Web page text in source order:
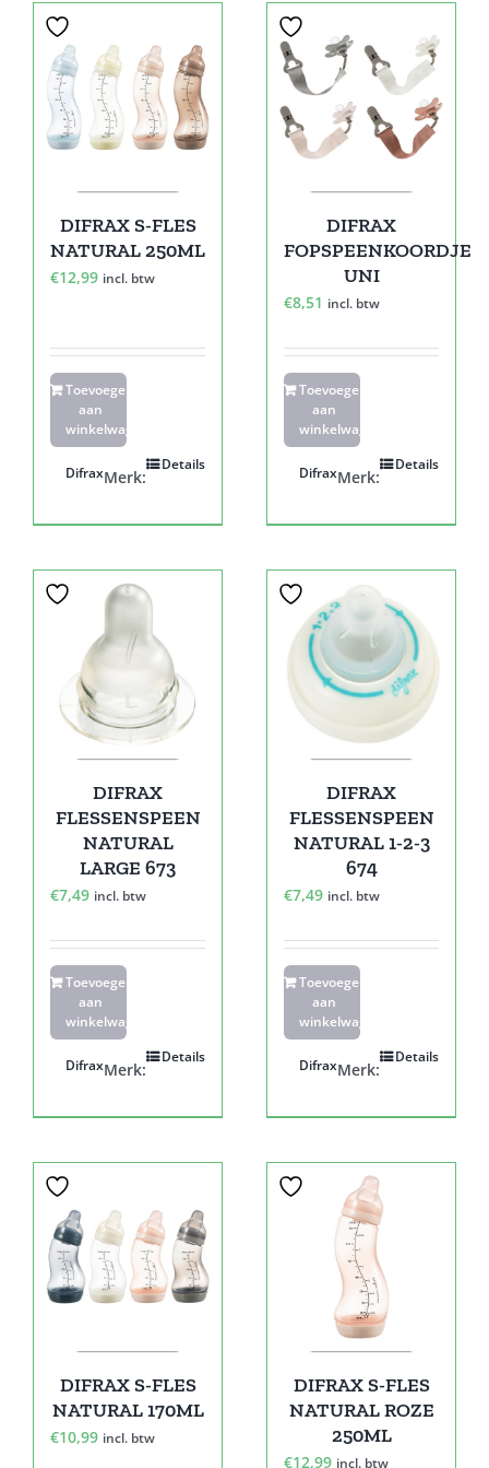
DIFRAX S-FLES
NATURAL 250ML
€12,99 incl. btw
Toevoegen
aan
winkelwagen
Details
Merk:
Difrax
DIFRAX
FOPSPEENKOORDJE
UNI
€8,51 incl. btw
Toevoegen
aan
winkelwagen
Details
Merk:
Difrax
DIFRAX
FLESSENSPEEN
NATURAL
LARGE 673
€7,49 incl. btw
Toevoegen
aan
winkelwagen
Details
Merk:
Difrax
DIFRAX
FLESSENSPEEN
NATURAL 1-2-3
674
€7,49 incl. btw
Toevoegen
aan
winkelwagen
Details
Merk:
Difrax
DIFRAX S-FLES
NATURAL 170ML
€10,99 incl. btw
DIFRAX S-FLES
NATURAL ROZE
250ML
€12,99 incl. btw